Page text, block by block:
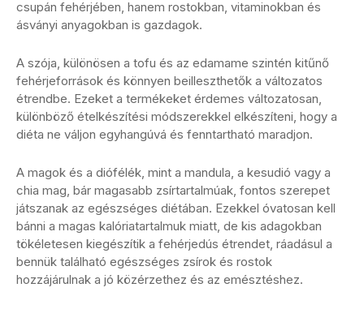
csupán fehérjében, hanem rostokban, vitaminokban és
ásványi anyagokban is gazdagok.
A szója, különösen a tofu és az edamame szintén kitűnő
fehérjeforrások és könnyen beilleszthetők a változatos
étrendbe. Ezeket a termékeket érdemes változatosan,
különböző ételkészítési módszerekkel elkészíteni, hogy a
diéta ne váljon egyhangúvá és fenntartható maradjon.
A magok és a diófélék, mint a mandula, a kesudió vagy a
chia mag, bár magasabb zsírtartalmúak, fontos szerepet
játszanak az egészséges diétában. Ezekkel óvatosan kell
bánni a magas kalóriatartalmuk miatt, de kis adagokban
tökéletesen kiegészítik a fehérjedús étrendet, ráadásul a
bennük található egészséges zsírok és rostok
hozzájárulnak a jó közérzethez és az emésztéshez.